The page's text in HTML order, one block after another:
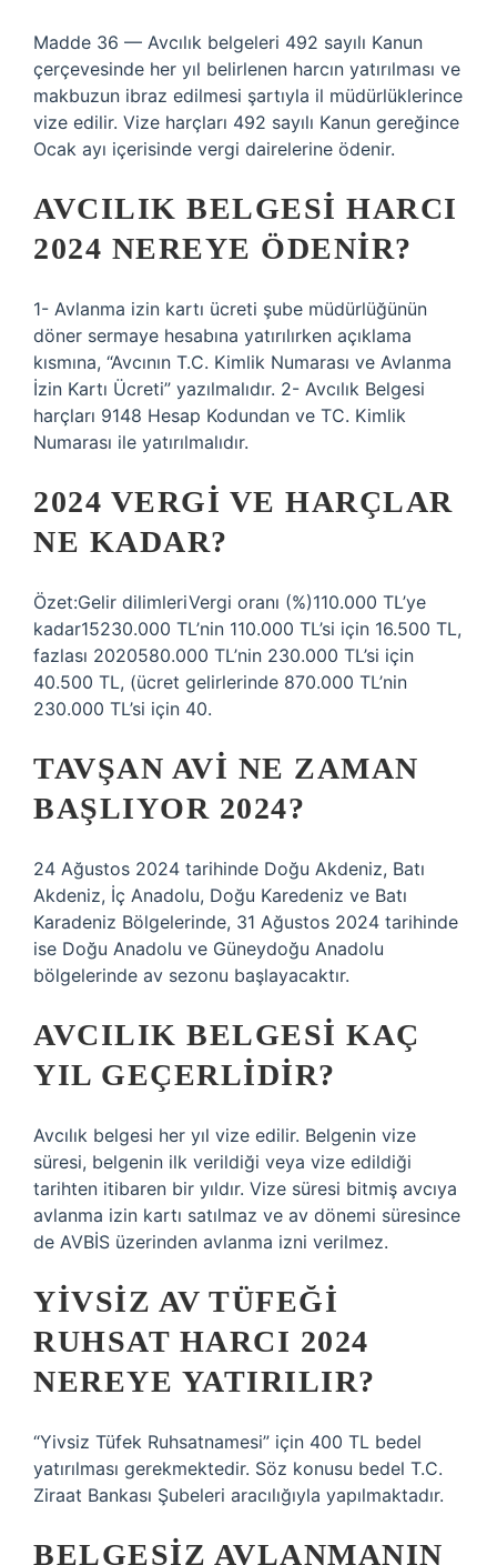
Madde 36 — Avcılık belgeleri 492 sayılı Kanun
çerçevesinde her yıl belirlenen harcın yatırılması ve
makbuzun ibraz edilmesi şartıyla il müdürlüklerince
vize edilir. Vize harçları 492 sayılı Kanun gereğince
Ocak ayı içerisinde vergi dairelerine ödenir.
AVCILIK BELGESI HARCI
2024 NEREYE ÖDENIR?
1- Avlanma izin kartı ücreti şube müdürlüğünün
döner sermaye hesabına yatırılırken açıklama
kısmına, “Avcının T.C. Kimlik Numarası ve Avlanma
İzin Kartı Ücreti” yazılmalıdır. 2- Avcılık Belgesi
harçları 9148 Hesap Kodundan ve TC. Kimlik
Numarası ile yatırılmalıdır.
2024 VERGI VE HARÇLAR
NE KADAR?
Özet:Gelir dilimleriVergi oranı (%)110.000 TL’ye
kadar15230.000 TL’nin 110.000 TL’si için 16.500 TL,
fazlası 2020580.000 TL’nin 230.000 TL’si için
40.500 TL, (ücret gelirlerinde 870.000 TL’nin
230.000 TL’si için 40.
TAVŞAN AVI NE ZAMAN
BAŞLIYOR 2024?
24 Ağustos 2024 tarihinde Doğu Akdeniz, Batı
Akdeniz, İç Anadolu, Doğu Karedeniz ve Batı
Karadeniz Bölgelerinde, 31 Ağustos 2024 tarihinde
ise Doğu Anadolu ve Güneydoğu Anadolu
bölgelerinde av sezonu başlayacaktır.
AVCILIK BELGESI KAÇ
YIL GEÇERLIDIR?
Avcılık belgesi her yıl vize edilir. Belgenin vize
süresi, belgenin ilk verildiği veya vize edildiği
tarihten itibaren bir yıldır. Vize süresi bitmiş avcıya
avlanma izin kartı satılmaz ve av dönemi süresince
de AVBİS üzerinden avlanma izni verilmez.
YIVSIZ AV TÜFEĞI
RUHSAT HARCI 2024
NEREYE YATIRILIR?
“Yivsiz Tüfek Ruhsatnamesi” için 400 TL bedel
yatırılması gerekmektedir. Söz konusu bedel T.C.
Ziraat Bankası Şubeleri aracılığıyla yapılmaktadır.
BELGESIZ AVLANMANIN